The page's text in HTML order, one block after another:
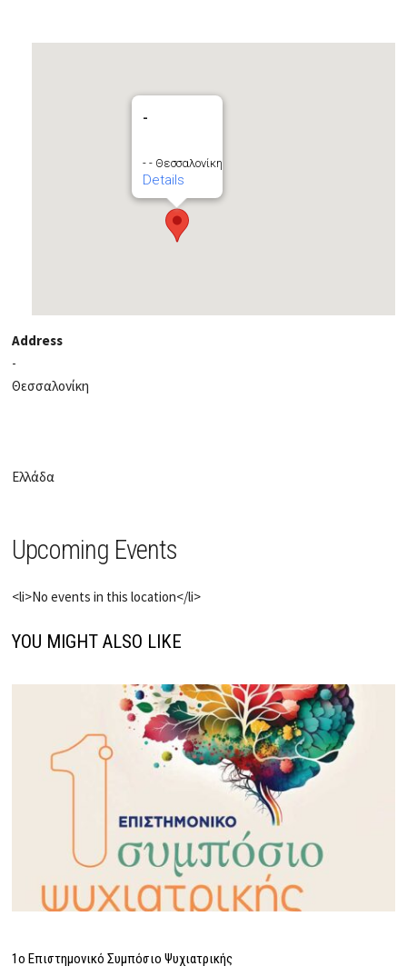
-
- - Θεσσαλονίκη
Details
Address
-
Θεσσαλονίκη
Ελλάδα
Upcoming Events
<li>No events in this location</li>
YOU MIGHT ALSO LIKE
1ο Επιστημονικό Συμπόσιο Ψυχιατρικής